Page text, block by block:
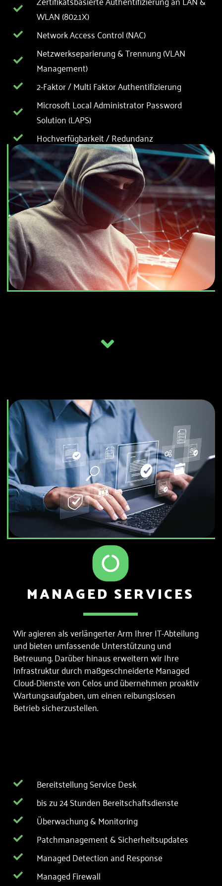
WLAN (802.1X)
Network Access Control (NAC)
Netzwerkseparierung & Trennung (VLAN
Management)
2-Faktor / Multi Faktor Authentifizierung
Microsoft Local Administrator Password
Solution (LAPS)
Hochverfügbarkeit / Redundanz
MANAGED SERVICES
Wir agieren als verlängerter Arm Ihrer IT-Abteilung
und bieten umfassende Unterstützung und
Betreuung. Darüber hinaus erweitern wir Ihre
Infrastruktur durch maßgeschneiderte Managed
Cloud-Dienste von Celos und übernehmen proaktiv
Wartungsaufgaben, um einen reibungslosen
Betrieb sicherzustellen.
Bereitstellung Service Desk
bis zu 24 Stunden Bereitschaftsdienste
Überwachung & Monitoring
Patchmanagement & Sicherheitsupdates
Managed Detection and Response
Managed Firewall